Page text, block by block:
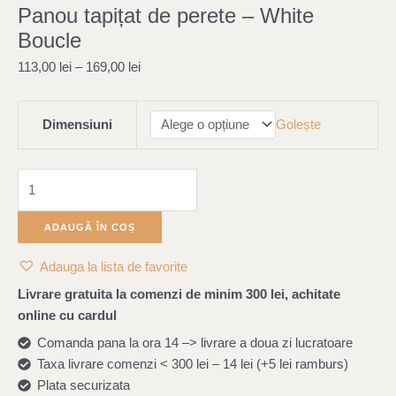
Panou tapițat de perete – White
Boucle
113,00 lei – 169,00 lei
Dimensiuni Golește
de
perete
White
ADAUGĂ ÎN COȘ
Adauga la lista de favorite
Livrare gratuita la comenzi de minim 300 lei, achitate
online cu cardul
Comanda pana la ora 14 –> livrare a doua zi lucratoare
Taxa livrare comenzi < 300 lei – 14 lei (+5 lei ramburs)
Plata securizata